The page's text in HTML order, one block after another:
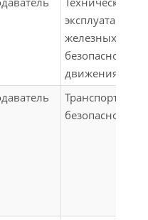
эксплуатация
железных
безопасность
движения
Транспортная
безопасность